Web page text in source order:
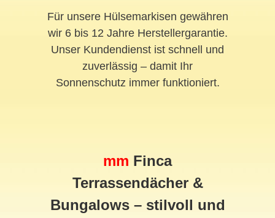
Für unsere Hülsemarkisen gewähren
wir 6 bis 12 Jahre Herstellergarantie.
Unser Kundendienst ist schnell und
zuverlässig – damit Ihr
Sonnenschutz immer funktioniert.
mm Finca
Terrassendächer &
Bungalows – stilvoll und